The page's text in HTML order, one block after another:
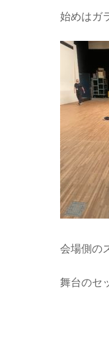
始めはガ
会場側の
舞台のセ